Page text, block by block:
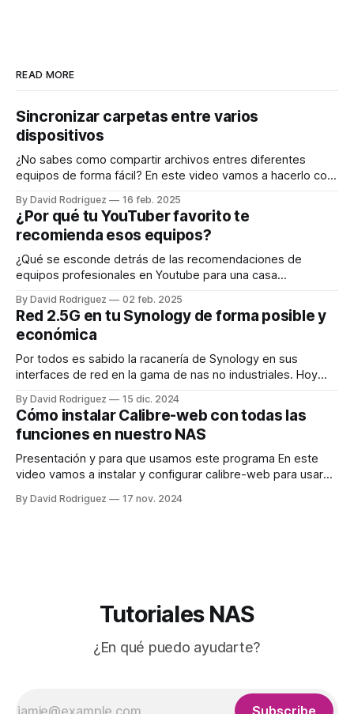
READ MORE
Sincronizar carpetas entre varios
dispositivos
¿No sabes como compartir archivos entres diferentes
equipos de forma fácil? En este video vamos a hacerlo con
nas, aunque el funcionamiento es muy similar en cualquier
plataforma, excepto en iOS que no existe syncthing, es
decir, funciona en Nas, por docker,
By David Rodriguez 16 feb. 2025
¿Por qué tu YouTuber favorito te
recomienda esos equipos?
¿Qué se esconde detrás de las recomendaciones de
equipos profesionales en Youtube para una casa
equipos que sustituyen a un router de operadora. ¿Cómo
funciona un equipo de operadora? Normalmente llevan ONT
integrada. La ONT es como el traductor
By David Rodriguez 02 feb. 2025
Red 2.5G en tu Synology de forma posible y
económica
Por todos es sabido la racanería de Synology en sus
interfaces de red en la gama de nas no industriales. Hoy
2,5G. En mi casa tengo un switch Qnap de 2,5G del que
están conectados el Mac mini
By David Rodriguez 15 dic. 2024
Cómo instalar Calibre-web con todas las
funciones en nuestro NAS
Presentación y para que usamos este programa En este
video vamos a instalar y configurar calibre-web para usar
nuestra biblioteca y convertir libros. ¿Sabés que todo eso lo
By David Rodriguez 17 nov. 2024
Tutoriales NAS
¿En qué puedo ayudarte?
Subscribe